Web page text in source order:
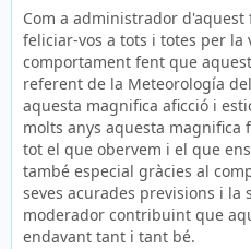
Com a administrador
feliciar-vos a tots i totes per
comportament fent que
referent de la Meteorología
aquesta magnifica aficció i
molts anys aquesta
tot el que obervem i el que
també especial gràcies al
seves acurades previsions i la
moderador contribuint que
endavant tant i tant bé.